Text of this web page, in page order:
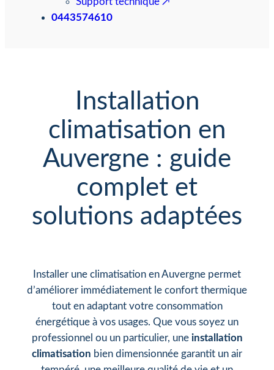
0443574610
Installation
climatisation en
Auvergne : guide
complet et
solutions adaptées
Installer une climatisation en Auvergne permet
d’améliorer immédiatement le confort thermique
tout en adaptant votre consommation
énergétique à vos usages. Que vous soyez un
professionnel ou un particulier, une installation
climatisation bien dimensionnée garantit un air